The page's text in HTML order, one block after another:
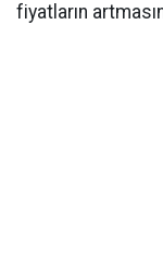
fiyatların